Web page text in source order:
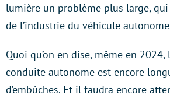
lumière un problème plus large, qui
de l’industrie du véhicule
Quoi qu’on en dise, même en
conduite autonome est encore
d’embûches. Et il faudra encore